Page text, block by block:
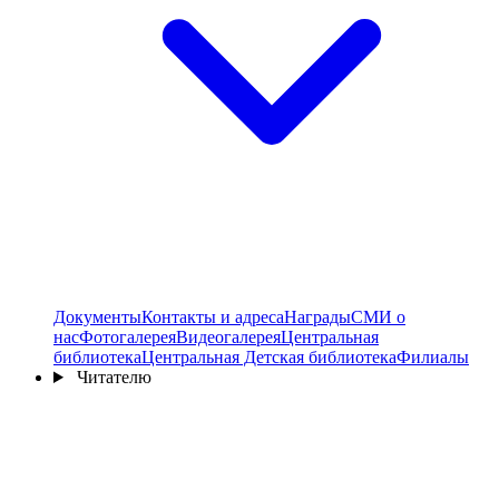
ДокументыКонтакты и адресаНаградыСМИ о
насФотогалереяВидеогалереяЦентральная
библиотекаЦентральная Детская библиотекаФилиалы
Читателю